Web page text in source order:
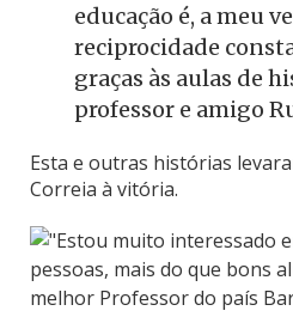
educação é, a meu
reciprocidade
graças às aulas de
professor e amigo
Esta e outras histórias
Correia à vitória.